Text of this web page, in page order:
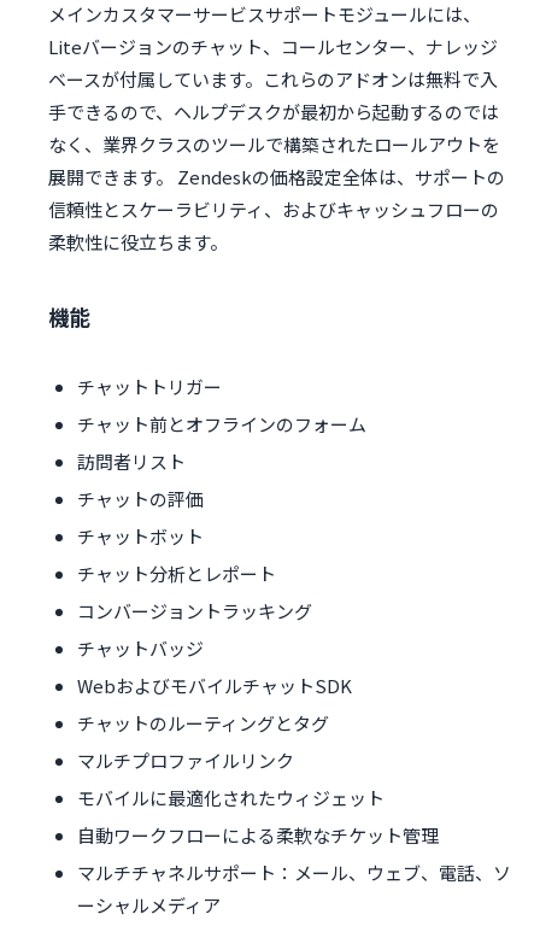
メインカスタマーサービスサポートモジュールには、
Liteバージョンのチャット、コールセンター、ナレッジ
ベースが付属しています。これらのアドオンは無料で入
手できるので、ヘルプデスクが最初から起動するのでは
なく、業界クラスのツールで構築されたロールアウトを
展開できます。 Zendeskの価格設定全体は、サポートの
信頼性とスケーラビリティ、およびキャッシュフローの
柔軟性に役立ちます。
機能
チャットトリガー
チャット前とオフラインのフォーム
訪問者リスト
チャットの評価
チャットボット
チャット分析とレポート
コンバージョントラッキング
チャットバッジ
WebおよびモバイルチャットSDK
チャットのルーティングとタグ
マルチプロファイルリンク
モバイルに最適化されたウィジェット
自動ワークフローによる柔軟なチケット管理
マルチチャネルサポート：メール、ウェブ、電話、ソ
ーシャルメディア